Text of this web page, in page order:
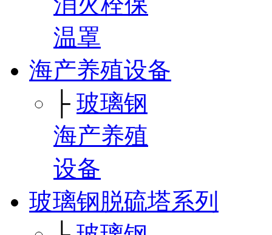
温罩
海产养殖设备
├ 玻璃钢
海产养殖
设备
玻璃钢脱硫塔系列